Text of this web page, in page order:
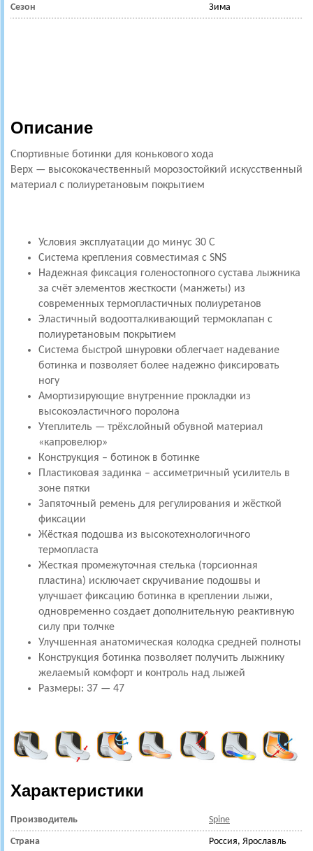
Сезон Зима
Описание
Спортивные ботинки для конькового хода
Верх — высококачественный морозостойкий искусственный
материал с полиуретановым покрытием
Условия эксплуатации до минус 30 С
Система крепления совместимая с SNS
Надежная фиксация голеностопного сустава лыжника
за счёт элементов жесткости (манжеты) из
современных термопластичных полиуретанов
Эластичный водоотталкивающий термоклапан с
полиуретановым покрытием
Система быстрой шнуровки облегчает надевание
ботинка и позволяет более надежно фиксировать
ногу
Амортизирующие внутренние прокладки из
высокоэластичного поролона
Утеплитель — трёхслойный обувной материал
«капровелюр»
Конструкция – ботинок в ботинке
Пластиковая задинка – ассиметричный усилитель в
зоне пятки
Запяточный ремень для регулирования и жёсткой
фиксации
Жёсткая подошва из высокотехнологичного
термопласта
Жесткая промежуточная стелька (торсионная
пластина) исключает скручивание подошвы и
улучшает фиксацию ботинка в креплении лыжи,
одновременно создает дополнительную реактивную
силу при толчке
Улучшенная анатомическая колодка средней полноты
Конструкция ботинка позволяет получить лыжнику
желаемый комфорт и контроль над лыжей
Размеры: 37 — 47
Характеристики
Производитель Spine
Страна Россия, Ярославль